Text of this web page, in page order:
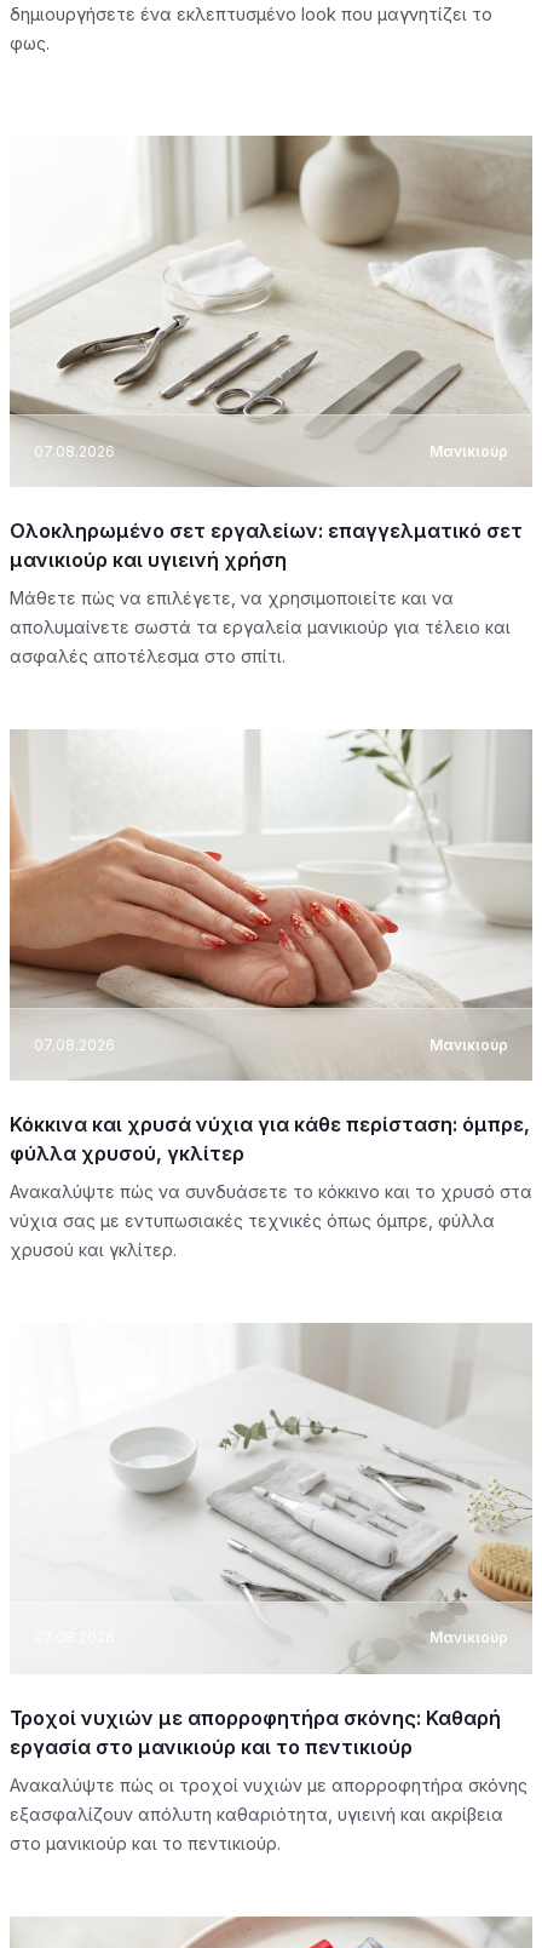
δημιουργήσετε ένα εκλεπτυσμένο look που μαγνητίζει το
φως.
07.08.2026 Μανικιούρ
Ολοκληρωμένο σετ εργαλείων: επαγγελματικό σετ
μανικιούρ και υγιεινή χρήση
Μάθετε πώς να επιλέγετε, να χρησιμοποιείτε και να
απολυμαίνετε σωστά τα εργαλεία μανικιούρ για τέλειο και
ασφαλές αποτέλεσμα στο σπίτι.
07.08.2026 Μανικιούρ
Κόκκινα και χρυσά νύχια για κάθε περίσταση: όμπρε,
φύλλα χρυσού, γκλίτερ
Ανακαλύψτε πώς να συνδυάσετε το κόκκινο και το χρυσό στα
νύχια σας με εντυπωσιακές τεχνικές όπως όμπρε, φύλλα
χρυσού και γκλίτερ.
Μανικιούρ
Τροχοί νυχιών με απορροφητήρα σκόνης: Καθαρή
εργασία στο μανικιούρ και το πεντικιούρ
Ανακαλύψτε πώς οι τροχοί νυχιών με απορροφητήρα σκόνης
εξασφαλίζουν απόλυτη καθαριότητα, υγιεινή και ακρίβεια
στο μανικιούρ και το πεντικιούρ.